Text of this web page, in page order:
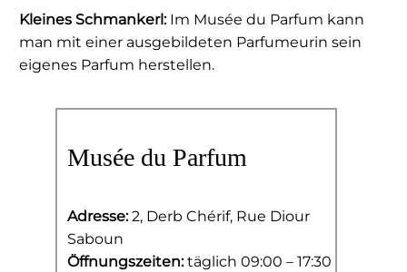
Kleines Schmankerl:Im Musée du Parfum kann
man mit einer ausgebildeten Parfumeurin sein
eigenes Parfum herstellen.
Musée du Parfum
Adresse:2, Derb Chérif, Rue Diour
Saboun
Öffnungszeiten:täglich 09:00 – 17:30